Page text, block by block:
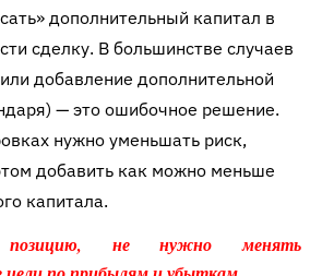
дополнительный капитал в
сделку. В большинстве случаев
добавление дополнительной
— это ошибочное решение.
нужно уменьшать риск,
добавить как можно меньше
капитала.
позицию, не нужно менять